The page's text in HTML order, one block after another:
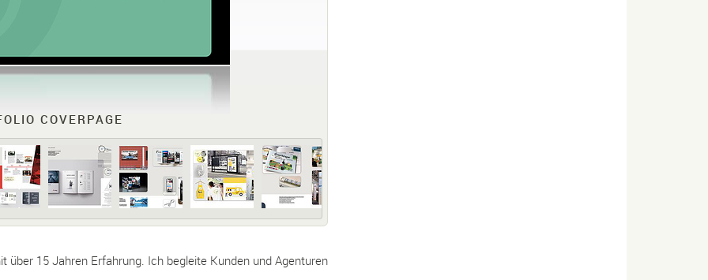
COVERPAGE
über 15 Jahren Erfahrung. Ich begleite Kunden und Agenturen